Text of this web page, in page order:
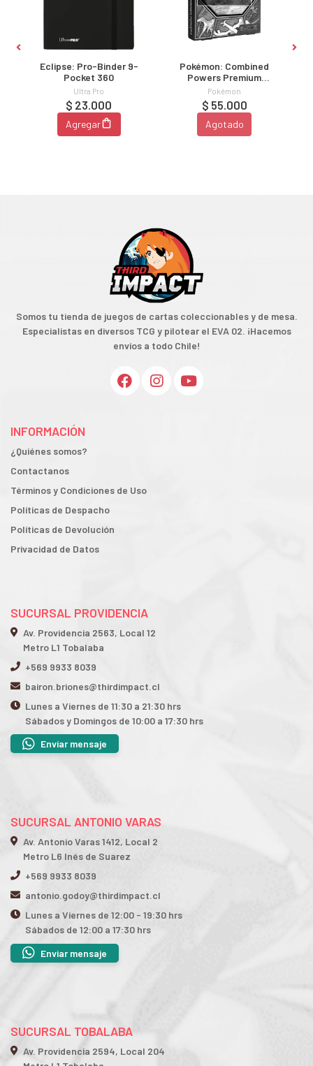
Eclipse: Pro-Binder 9-
Pocket 360
Ultra Pro
$ 23.000
Agregar
Pokémon: Combined
Powers Premium
Collection
Pokémon
$ 55.000
Agotado
Somos tu tienda de juegos de cartas coleccionables y de mesa.
Especialistas en diversos TCG y pilotear el EVA 02. ¡Hacemos
envíos a todo Chile!
INFORMACIÓN
¿Quiénes somos?
Contactanos
Términos y Condiciones de Uso
Políticas de Despacho
Políticas de Devolución
Privacidad de Datos
SUCURSAL PROVIDENCIA
Av. Providencia 2563, Local 12
Metro L1 Tobalaba
+569 9933 8039
bairon.briones@thirdimpact.cl
Lunes a Viernes de 11:30 a 21:30 hrs
Sábados y Domingos de 10:00 a 17:30 hrs
Enviar mensaje
SUCURSAL ANTONIO VARAS
Av. Antonio Varas 1412, Local 2
Metro L6 Inés de Suarez
+569 9933 8039
antonio.godoy@thirdimpact.cl
Lunes a Viernes de 12:00 - 19:30 hrs
Sábados de 12:00 a 17:30 hrs
Enviar mensaje
SUCURSAL TOBALABA
Av. Providencia 2594, Local 204